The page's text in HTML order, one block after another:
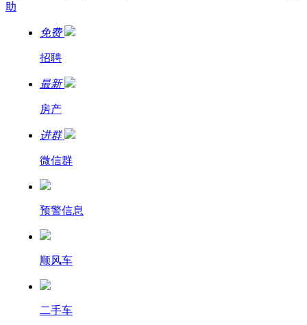
助
免费
招聘
最新
房产
进群
微信群
预警信息
顺风车
二手车